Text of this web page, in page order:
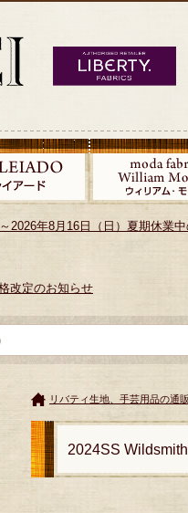
2026年8月16日（日）夏期休業
改定のお知らせ
リバティ生地、手芸用品の通
2024SS